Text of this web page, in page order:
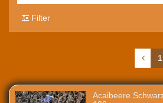
Filter
1
Acaibeere